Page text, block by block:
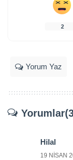
2
Yorum Yaz
Hilal
19 NISAN